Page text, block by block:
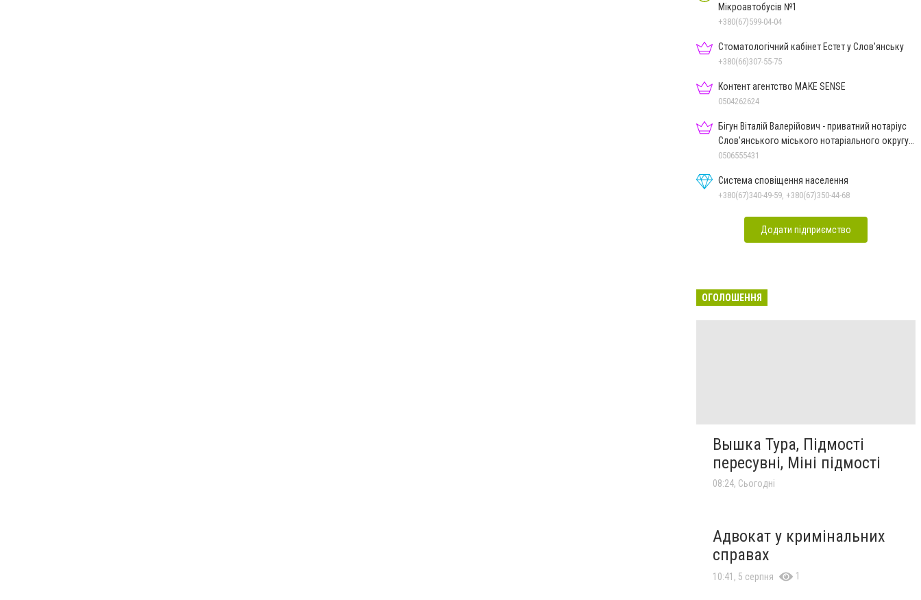
Мікроавтобусів №1
+380(67)599-04-04
Стоматологічний кабінет Естет у Слов'янську
+380(66)307-55-75
Контент агентство MAKE SENSE
0504262624
Бігун Віталій Валерійович - приватний нотаріус
Слов'янського міського нотаріального округу
Дон.обл.
0506555431
Система сповіщення населення
+380(67)340-49-59, +380(67)350-44-68
Додати підприємство
ОГОЛОШЕННЯ
Вышка Тура, Підмості
пересувні, Міні підмості
08:24, Сьогодні
Адвокат у кримінальних
справах
10:41, 5 серпня 1